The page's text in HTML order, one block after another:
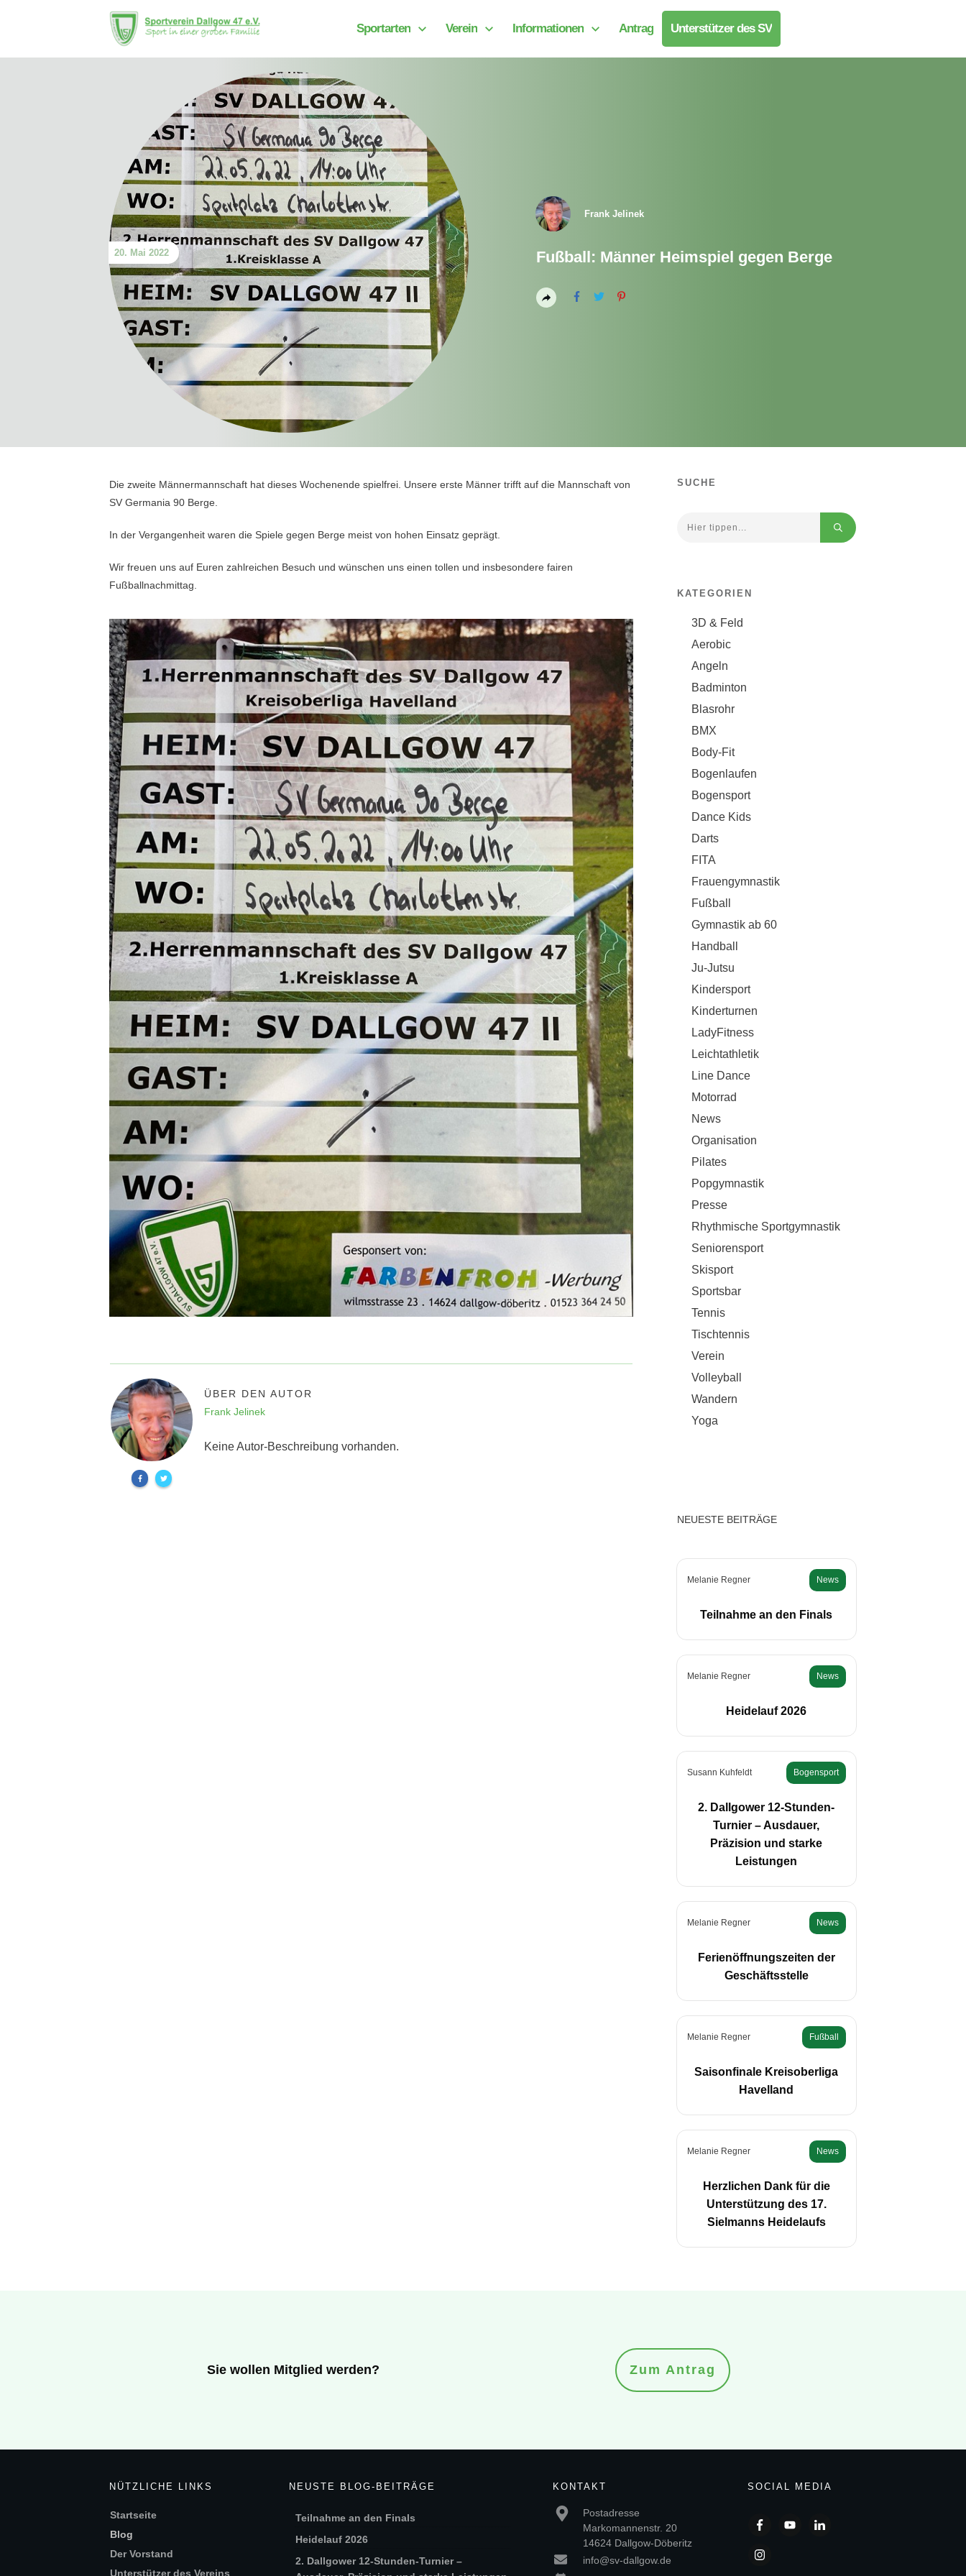
Sportarten Verein Informationen Antrag Unterstützer des SV
20. Mai 2022
Frank Jelinek
Fußball: Männer Heimspiel gegen Berge
Die zweite Männermannschaft hat dieses Wochenende spielfrei. Unsere erste Männer trifft auf die Mannschaft von
SV Germania 90 Berge.
In der Vergangenheit waren die Spiele gegen Berge meist von hohen Einsatz geprägt.
Wir freuen uns auf Euren zahlreichen Besuch und wünschen uns einen tollen und insbesondere fairen
Fußballnachmittag.
ÜBER DEN AUTOR
Frank Jelinek
Keine Autor-Beschreibung vorhanden.
SUCHE
KATEGORIEN
3D & Feld
Aerobic
Angeln
Badminton
Blasrohr
BMX
Body-Fit
Bogenlaufen
Bogensport
Dance Kids
Darts
FITA
Frauengymnastik
Fußball
Gymnastik ab 60
Handball
Ju-Jutsu
Kindersport
Kinderturnen
LadyFitness
Leichtathletik
Line Dance
Motorrad
News
Organisation
Pilates
Popgymnastik
Presse
Rhythmische Sportgymnastik
Seniorensport
Skisport
Sportsbar
Tennis
Tischtennis
Verein
Volleyball
Wandern
Yoga
NEUESTE BEITRÄGE
Melanie Regner News
Teilnahme an den Finals
Melanie Regner News
Heidelauf 2026
Susann Kuhfeldt Bogensport
2. Dallgower 12-Stunden-
Turnier – Ausdauer,
Präzision und starke
Leistungen
Melanie Regner News
Ferienöffnungszeiten der
Geschäftsstelle
Melanie Regner Fußball
Saisonfinale Kreisoberliga
Havelland
Melanie Regner News
Herzlichen Dank für die
Unterstützung des 17.
Sielmanns Heidelaufs
Sie wollen Mitglied werden? Zum Antrag
NÜTZLICHE LINKS
Startseite
Blog
Der Vorstand
Unterstützer des Vereins
NEUSTE BLOG-BEITRÄGE
Teilnahme an den Finals
Heidelauf 2026
2. Dallgower 12-Stunden-Turnier –
KONTAKT
Postadresse
Markomannenstr. 20
14624 Dallgow-Döberitz
info@sv-dallgow.de
SOCIAL MEDIA